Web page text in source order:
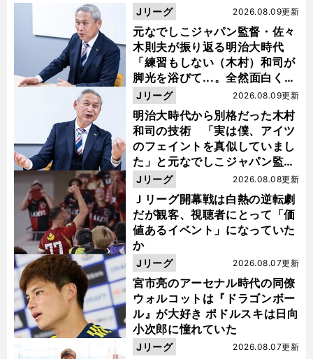
元なでしこジャパン監督・佐々
木則夫が振り返る明治大時代
「練習もしない（木村）和司が
脚光を浴びて...。全然面白くな
い４年間でした」
2026.08.09更新
Jリーグ
明治大時代から別格だった木村
和司の技術 「実は僕、アイツ
のフェイントを真似していまし
た」と元なでしこジャパン監
督・佐々木則夫
2026.08.09更新
Jリーグ
Ｊリーグ開幕戦は白熱の逆転劇
だが観客、視聴者にとって「価
値あるイベント」になっていた
か
2026.08.08更新
Jリーグ
宮市亮のアーセナル時代の同僚
ウォルコットは『ドラゴンボー
ル』が大好き ポドルスキは日向
小次郎に憧れていた
2026.08.07更新
Jリーグ
2026.08.07更新
Jリーグ